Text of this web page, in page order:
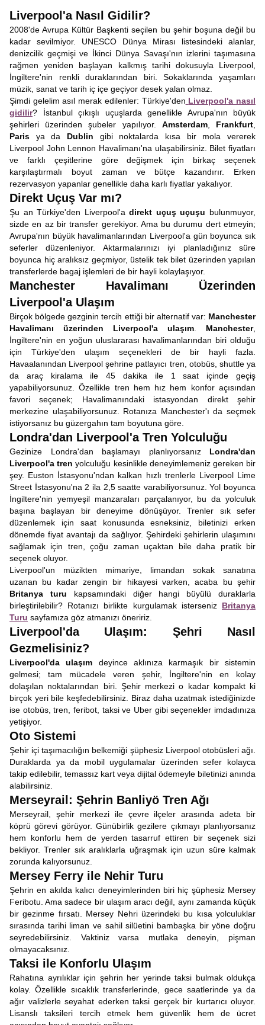
Liverpool'a Nasıl Gidilir?
2008'de Avrupa Kültür Başkenti seçilen bu şehir boşuna değil bu
kadar sevilmiyor. UNESCO Dünya Mirası listesindeki alanlar,
denizcilik geçmişi ve İkinci Dünya Savaşı'nın izlerini taşımasına
rağmen yeniden başlayan kalkmış tarihi dokusuyla Liverpool,
İngiltere'nin renkli duraklarından biri. Sokaklarında yaşamları
müzik, sanat ve tarih iç içe geçiyor desek yalan olmaz.
Şimdi gelelim asıl merak edilenler: Türkiye'den Liverpool'a nasıl
gidilir? İstanbul çıkışlı uçuşlarda genellikle Avrupa'nın büyük
şehirleri üzerinden şubeler yapılıyor. Amsterdam, Frankfurt
Paris ya da Dublin gibi noktalarda kısa bir mola vererek
Liverpool John Lennon Havalimanı'na ulaşabilirsiniz. Bilet fiyatları
ve farklı çeşitlerine göre değişmek için birkaç seçenek
karşılaştırmalı boyut zaman ve bütçe kazandırır. Erken
rezervasyon yapanlar genellikle daha karlı fiyatlar yakalıyor.
Direkt Uçuş Var mı?
Şu an Türkiye'den Liverpool'adirekt uçuş uçuşu bulunmuyor,
sizde en az bir transfer gerekiyor. Ama bu durumu dert etmeyin;
Avrupa'nın büyük havalimanlarından Liverpool'a gün boyunca sık
seferler düzenleniyor. Aktarmalarınızı iyi planladığınız süre
boyunca hiç aralıksız geçmiyor, üstelik tek bilet üzerinden yapılan
transferlerde bagaj işlemleri de bir hayli kolaylaşıyor.
Manchester Havalimanı Üzerinden
Liverpool'a Ulaşım
Birçok bölgede gezginin tercih ettiği bir alternatif var: Manchester
Havalimanı üzerinden Liverpool'a ulaşım
Manchester,
İngiltere'nin en yoğun uluslararası havalimanlarından biri olduğu
için Türkiye'den ulaşım seçenekleri de bir hayli fazla.
Havaalanından Liverpool şehrine patlayıcı tren, otobüs, shuttle ya
da araç kiralama ile 45 dakika ile 1 saat içinde geçiş
yapabiliyorsunuz. Özellikle tren hem hız hem konfor açısından
favori seçenek; Havalimanındaki istasyondan direkt şehir
merkezine ulaşabiliyorsunuz. Rotanıza Manchester'ı da seçmek
istiyorsanız bu güzergahın tam boyutuna göre.
Londra'dan Liverpool'a Tren Yolculuğu
Gezinize Londra'dan başlamayı planlıyorsanız Londra'dan
Liverpool'a tren yolculuğu kesinlikle deneyimlemeniz gereken bir
şey. Euston İstasyonu'ndan kalkan hızlı trenlerle Liverpool Lime
Street İstasyonu'na 2 ila 2,5 saatte varabiliyorsunuz. Yol boyunca
İngiltere'nin yemyeşil manzaraları parçalanıyor, bu da yolculuk
başına başlayan bir deneyime dönüşüyor. Trenler sık ​​sefer
düzenlemek için saat konusunda esneksiniz, biletinizi erken
dönemde fiyat avantajı da sağlıyor. Şehirdeki şehirlerin ulaşımını
sağlamak için tren, çoğu zaman uçaktan bile daha pratik bir
seçenek oluyor.
Liverpool'un müzikten mimariye, limandan sokak sanatına
uzanan bu kadar zengin bir hikayesi varken, acaba bu şehir
Britanya turu kapsamındaki diğer hangi büyülü duraklarla
birleştirilebilir? Rotanızı birlikte kurgulamak isterseniz Britanya
Turu sayfamıza göz atmanızı öneririz.
Liverpool'da Ulaşım: Şehri Nasıl
Gezmelisiniz?
Liverpool'da ulaşım deyince aklınıza karmaşık bir sistemin
gelmesi; tam mücadele veren şehir, İngiltere'nin en kolay
dolaşılan noktalarından biri. Şehir merkezi o kadar kompakt ki
birçok yeri bile keşfedebilirsiniz. Biraz daha uzatmak istediğinizde
ise otobüs, tren, feribot, taksi ve Uber gibi seçenekler imdadınıza
yetişiyor.
Oto Sistemi
Şehir içi taşımacılığın belkemiği şüphesiz Liverpool otobüsleri ağı.
Duraklarda ya da mobil uygulamalar üzerinden sefer kolayca
takip edilebilir, temassız kart veya dijital ödemeyle biletinizi anında
alabilirsiniz.
Merseyrail: Şehrin Banliyö Tren Ağı
Merseyrail, şehir merkezi ile çevre ilçeler arasında adeta bir
köprü görevi görüyor. Günübirlik gezilere çıkmayı planlıyorsanız
hem konforlu hem de yerden tasarruf ettiren bir seçenek sizi
bekliyor. Trenler sık ​​aralıklarla uğraşmak için uzun süre kalmak
zorunda kalıyorsunuz.
Mersey Ferry ile Nehir Turu
Şehrin en akılda kalıcı deneyimlerinden biri hiç şüphesiz Mersey
Feribotu. Ama sadece bir ulaşım aracı değil, aynı zamanda küçük
bir gezinme fırsatı. Mersey Nehri üzerindeki bu kısa yolculuklar
sırasında tarihi liman ve sahil silüetini bambaşka bir yöne doğru
seyredebilirsiniz. Vaktiniz varsa mutlaka deneyin, pişman
olmayacaksınız.
Taksi ile Konforlu Ulaşım
Rahatına ayrılıklar için şehrin her yerinde taksi bulmak oldukça
kolay. Özellikle sıcaklık transferlerinde, gece saatlerinde ya da
ağır valizlerle seyahat ederken taksi gerçek bir kurtarıcı oluyor.
Lisanslı taksileri tercih etmek hem güvenlik hem de ücret